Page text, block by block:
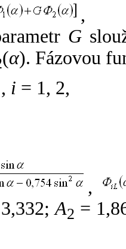
,
G
(α). Fázovou
, i = 1, 2,
,
A2 =